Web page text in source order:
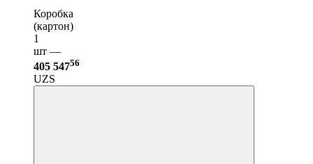
Коробка
(картон)
1
шт —
405 54756
UZS